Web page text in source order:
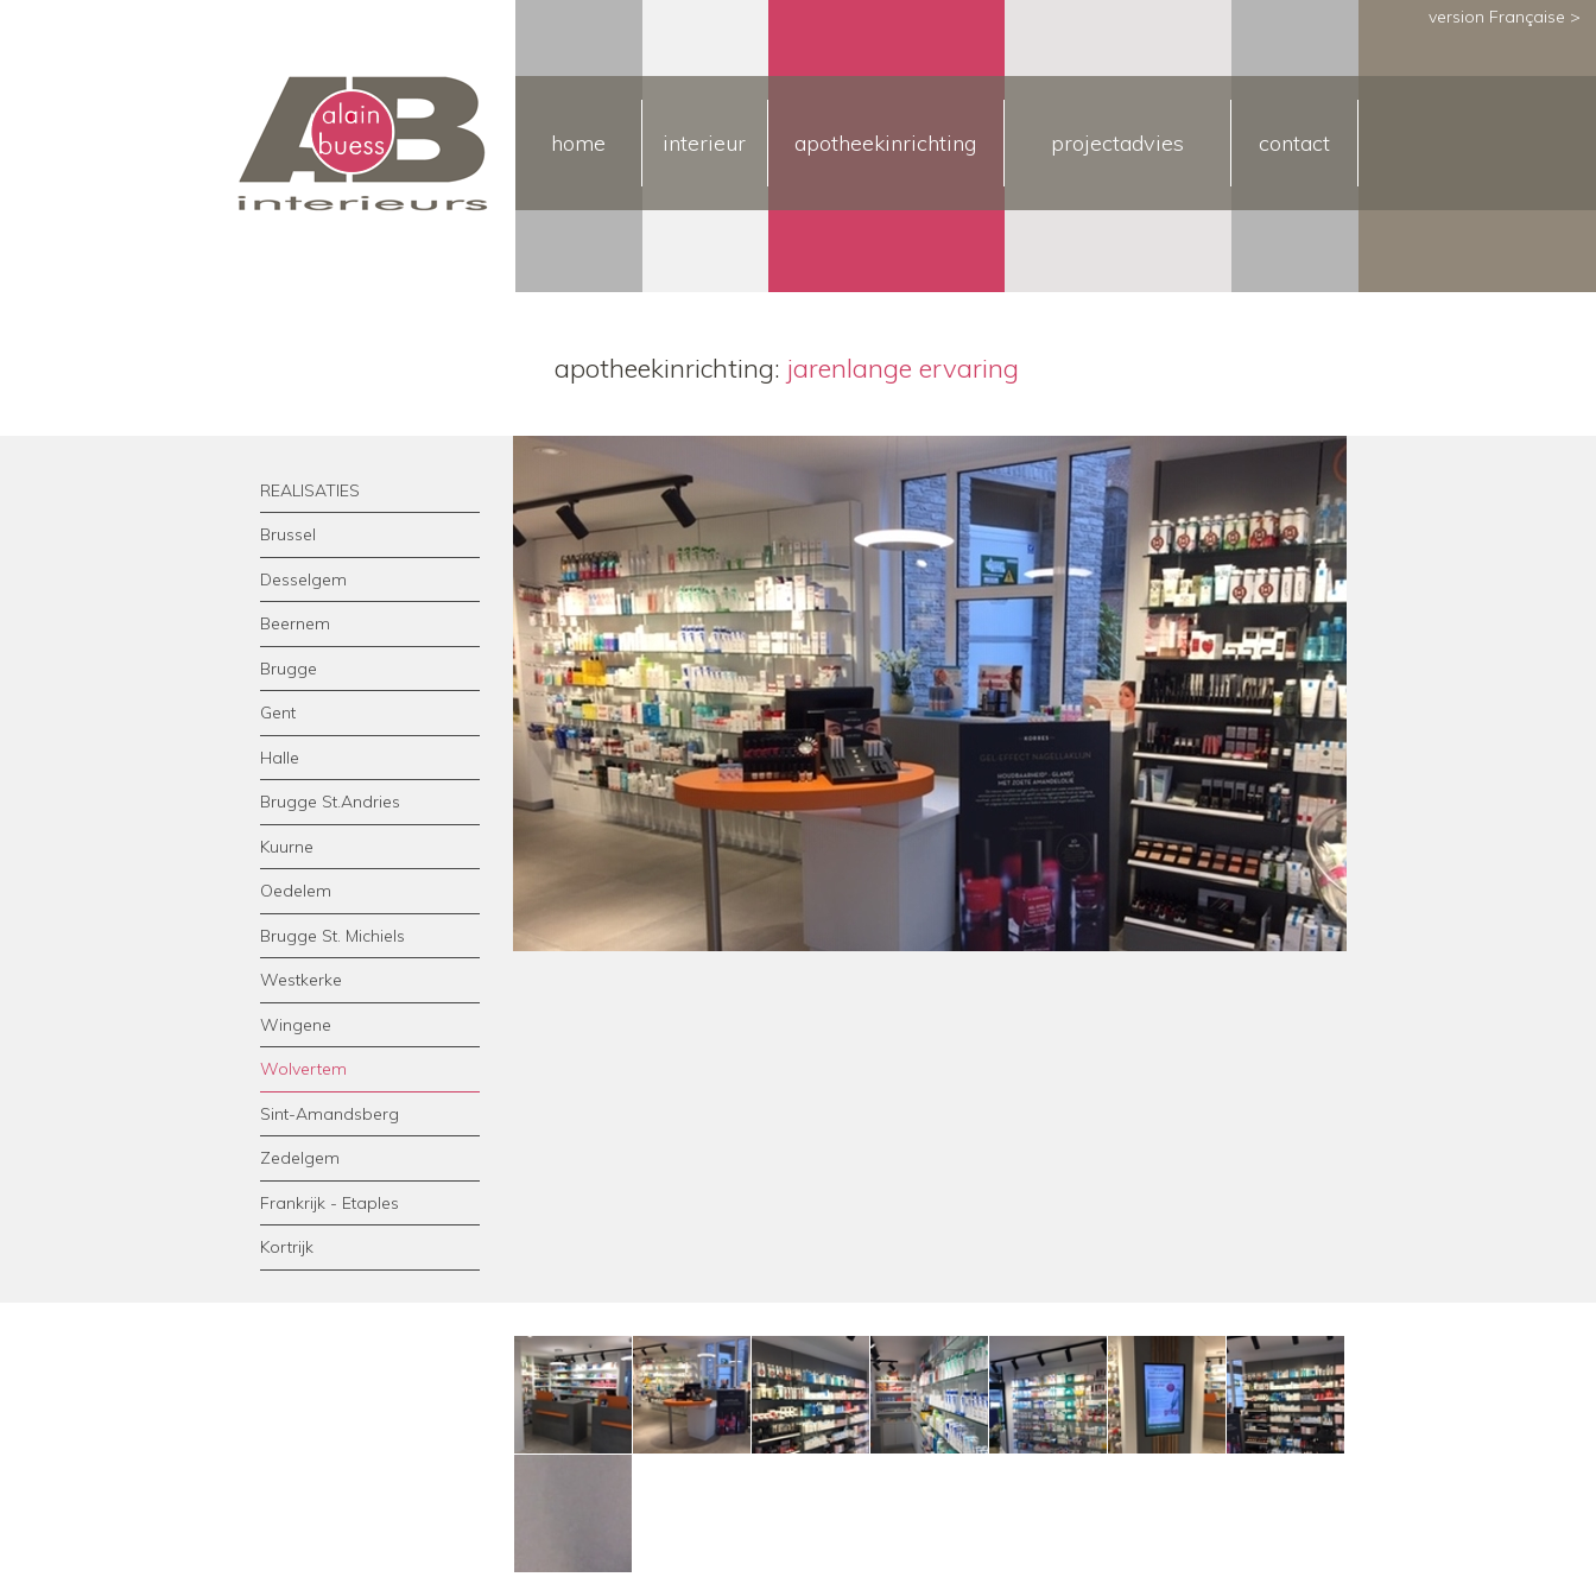
version Française >
home interieur apotheekinrichting projectadvies contact
apotheekinrichting: jarenlange ervaring
REALISATIES
Brussel
Desselgem
Beernem
Brugge
Gent
Halle
Brugge St.Andries
Kuurne
Oedelem
Brugge St. Michiels
Westkerke
Wingene
Wolvertem
Sint-Amandsberg
Zedelgem
Frankrijk - Etaples
Kortrijk